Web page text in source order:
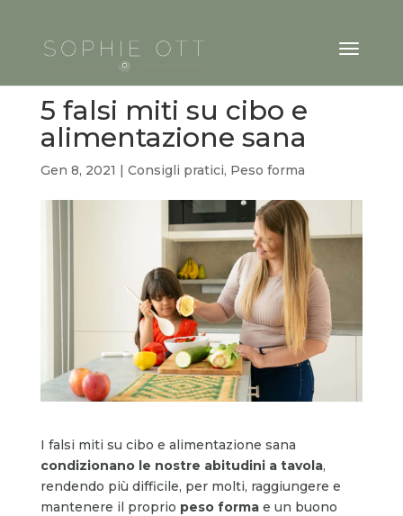
5 falsi miti su cibo e
alimentazione sana
Gen 8, 2021 | Consigli pratici, Peso forma
I falsi miti su cibo e alimentazione sana
condizionano le nostre abitudini a tavola,
rendendo più difficile, per molti, raggiungere e
mantenere il proprio peso forma e un buono